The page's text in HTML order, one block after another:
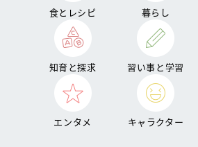
食とレシピ 暮らし
知育と探求 習い事と学習
エンタメ キャラクター